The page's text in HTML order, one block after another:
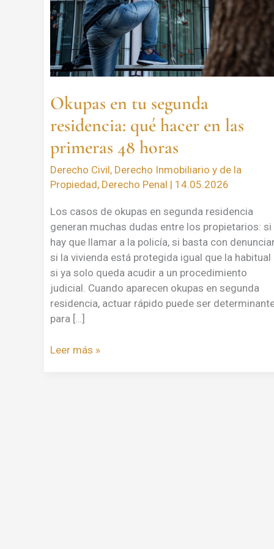
Okupas en tu segunda
residencia: qué hacer en las
primeras 48 horas
Derecho Civil, Derecho Inmobiliario y de la
Propiedad, Derecho Penal | 14.05.2026
Los casos de okupas en segunda residencia
generan muchas dudas entre los propietarios: si
hay que llamar a la policía, si basta con
si la vivienda está protegida igual que la habitual
si ya solo queda acudir a un procedimiento
judicial. Cuando aparecen okupas en segunda
residencia, actuar rápido puede ser
para […]
segunda
residencia:
qué
hacer
en
primeras
horas
Leer más »